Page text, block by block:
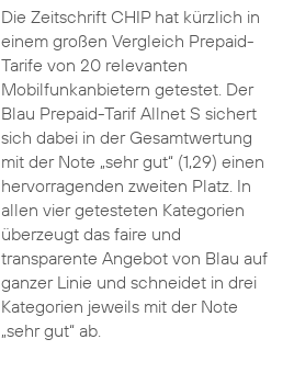
Die Zeitschrift CHIP hat kürzlich in
einem großen Vergleich Prepaid-
Tarife von 20 relevanten
Mobilfunkanbietern getestet. Der
Blau Prepaid-Tarif Allnet S sichert
sich dabei in der Gesamtwertung
mit der Note „sehr gut“ (1,29) einen
hervorragenden zweiten Platz. In
allen vier getesteten Kategorien
überzeugt das faire und
transparente Angebot von Blau auf
ganzer Linie und schneidet in drei
Kategorien jeweils mit der Note
„sehr gut“ ab.